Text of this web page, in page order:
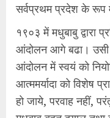
सर्वप्रथम प्रदेश के रूप
१९०३ में मधुबाबु द्वारा
आंदोलन आगे बढा। उसी
आंदोलन में स्वयं को
आत्ममर्यादा को विशेष
हो जाये, परवाह नहीं,